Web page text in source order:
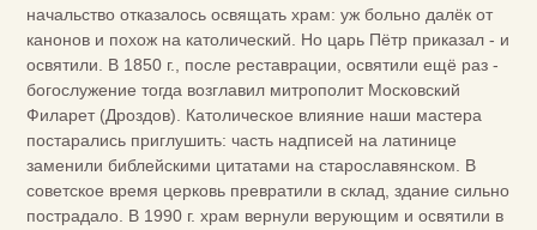
начальство отказалось освящать храм: уж больно далёк от
канонов и похож на католический. Но царь Пётр приказал - и
освятили. В 1850 г., после реставрации, освятили ещё раз -
богослужение тогда возглавил митрополит Московский
Филарет (Дроздов). Католическое влияние наши мастера
постарались приглушить: часть надписей на латинице
заменили библейскими цитатами на старославянском. В
советское время церковь превратили в склад, здание сильно
пострадало. В 1990 г. храм вернули верующим и освятили в